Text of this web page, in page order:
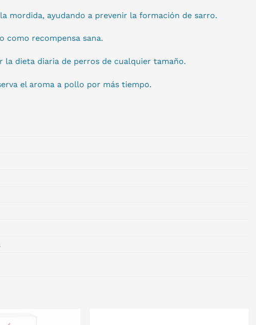
mordida, ayudando a prevenir la formación de sarro.
como recompensa sana.
dieta diaria de perros de cualquier tamaño.
el aroma a pollo por más tiempo.